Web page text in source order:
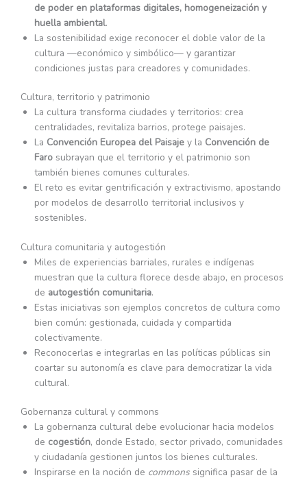
de poder en plataformas digitales, homogeneización y
huella ambiental.
La sostenibilidad exige reconocer el doble valor de la
cultura —económico y simbólico— y garantizar
condiciones justas para creadores y comunidades.
Cultura, territorio y patrimonio
La cultura transforma ciudades y territorios: crea
centralidades, revitaliza barrios, protege paisajes.
La Convención Europea del Paisaje y la Convención de
Faro subrayan que el territorio y el patrimonio son
también bienes comunes culturales.
El reto es evitar gentrificación y extractivismo, apostando
por modelos de desarrollo territorial inclusivos y
sostenibles.
Cultura comunitaria y autogestión
Miles de experiencias barriales, rurales e indígenas
muestran que la cultura florece desde abajo, en procesos
de autogestión comunitaria.
Estas iniciativas son ejemplos concretos de cultura como
bien común: gestionada, cuidada y compartida
colectivamente.
Reconocerlas e integrarlas en las políticas públicas sin
coartar su autonomía es clave para democratizar la vida
cultural.
Gobernanza cultural y commons
La gobernanza cultural debe evolucionar hacia modelos
de cogestión, donde Estado, sector privado, comunidades
y ciudadanía gestionen juntos los bienes culturales.
Inspirarse en la noción de commons significa pasar de la